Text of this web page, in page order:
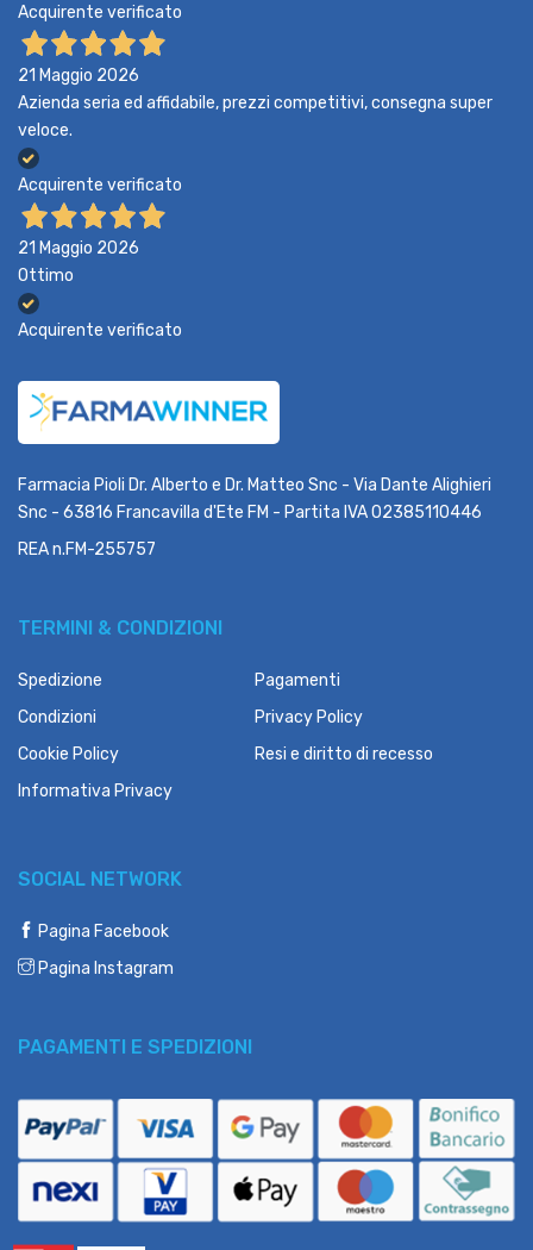
Acquirente verificato
21 Maggio 2026
Azienda seria ed affidabile, prezzi competitivi, consegna super
veloce.
Acquirente verificato
21 Maggio 2026
Ottimo
Acquirente verificato
Farmacia Pioli Dr. Alberto e Dr. Matteo Snc - Via Dante Alighieri
Snc - 63816 Francavilla d'Ete FM - Partita IVA 02385110446
REA n.FM-255757
TERMINI & CONDIZIONI
Spedizione
Pagamenti
Condizioni
Privacy Policy
Cookie Policy
Resi e diritto di recesso
Informativa Privacy
SOCIAL NETWORK
Pagina Facebook
Pagina Instagram
PAGAMENTI E SPEDIZIONI